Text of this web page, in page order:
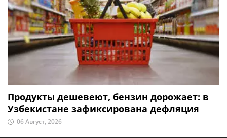
Продукты дешевеют, бензин дорожает: в
Узбекистане зафиксирована дефляция
06 Август, 2026